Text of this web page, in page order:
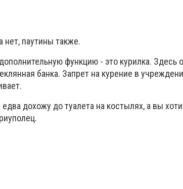
нет, паутины также.
функцию - это курилка. Здесь
банка. Запрет на курение в
дохожу до туалета на костылях, а вы